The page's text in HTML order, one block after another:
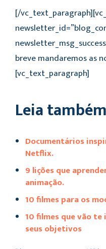
[/
breve mandaremos as
[vc_text_paragraph]
Leia
Documentários
Netflix.
9 lições que
animação.
10 filmes para os
10 filmes que vão
seus objetivos